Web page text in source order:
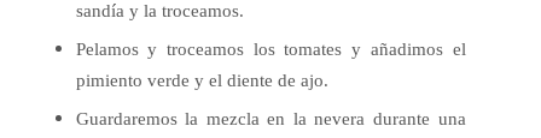
sandía y la troceamos.
Pelamos y troceamos los tomates y añadimos el
pimiento verde y el diente de ajo.
Guardaremos la mezcla en la nevera durante una